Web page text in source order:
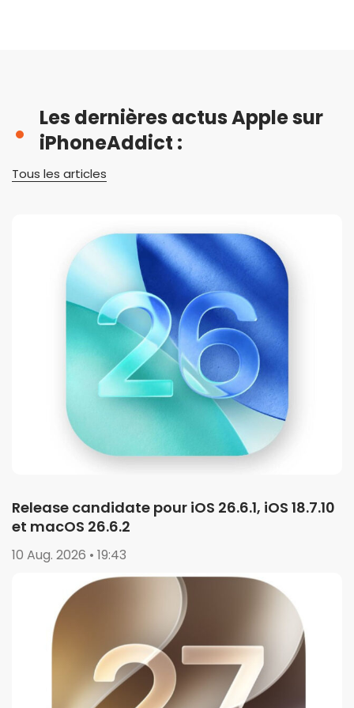
Les dernières actus Apple sur
iPhoneAddict :
Tous les articles
Release candidate pour iOS 26.6.1, iOS 18.7.10
et macOS 26.6.2
10 Aug. 2026 • 19:43